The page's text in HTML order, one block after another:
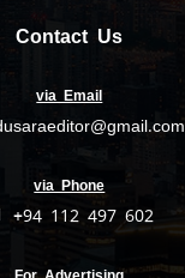
Contact Us
via Email
via Phone
+94 112 497 602